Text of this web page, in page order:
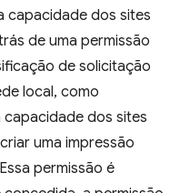
capacidade dos sites
de uma permissão
de solicitação
local, como
dos sites
uma impressão
permissão é